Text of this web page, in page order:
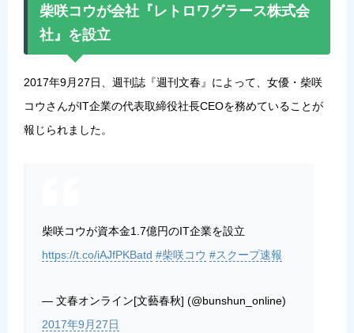
柴咲コウが会社『レトロワグラース株式会
社』を設立
2017年9月27日、週刊誌『週刊文春』によって、女優・柴咲
コウさんがIT企業の代表取締役社長CEOを務めていることが
報じられました。
柴咲コウが資本金1.7億円のIT企業を設立
https://t.co/iAJfPKBatd #柴咲コウ #スクープ速報
— 文春オンライン[文藝春秋] (@bunshun_online)
2017年9月27日